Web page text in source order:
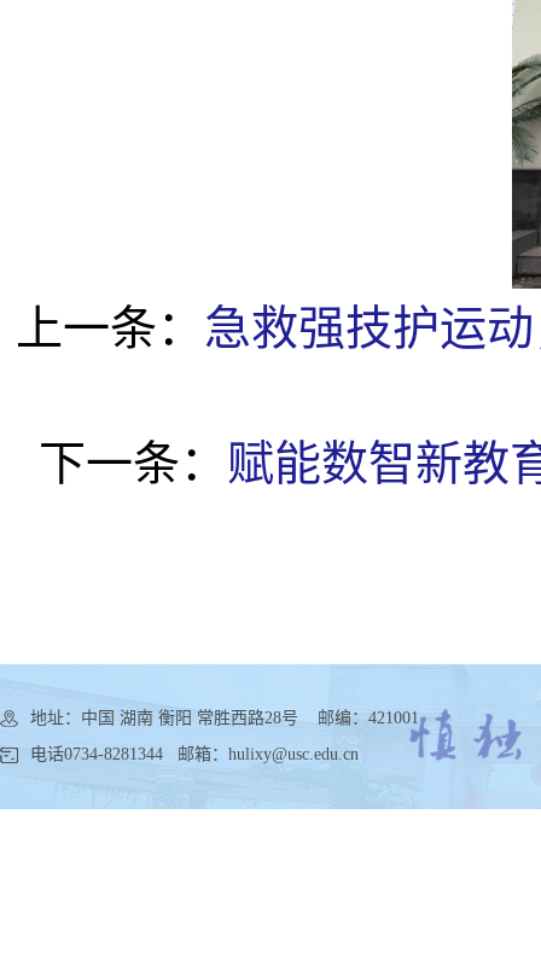
上一条： 急救强技护运
下一条： 赋能数智新教
地址：中国 湖南 衡阳 常胜西路28号 邮编：421001
电话0734-8281344 邮箱：hulixy@usc.edu.cn